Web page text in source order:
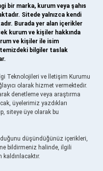
bir marka, kurum veya şahıs
Sitede yalnızca kendi
Burada yer alan içerikler
kurum ve kişiler hakkında
ve kişiler ile isim
bilgiler taslak
Teknolojileri ve İletişim Kurumu
olarak hizmet vermektedir.
denetleme veya araştırma
üyelerimiz yazdıkları
siteye üye olarak bu
düşündüğünüz içerikleri,
bildirmeniz halinde, ilgili